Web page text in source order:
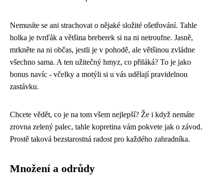
Nemusíte se ani strachovat o nějaké složité ošetřování. Tahle
holka je tvrďák a většina breberek si na ni netroufne. Jasně,
mrkněte na ni občas, jestli je v pohodě, ale většinou zvládne
všechno sama. A ten užitečný hmyz, co přiláká? To je jako
bonus navíc - včelky a motýli si u vás udělají pravidelnou
zastávku.
Chcete vědět, co je na tom všem nejlepší? Že i když nemáte
zrovna zelený palec, tahle kopretina vám pokvete jak o závod.
Prostě taková bezstarostná radost pro každého zahradníka.
Množení a odrůdy